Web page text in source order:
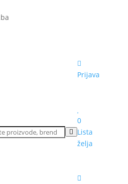
Prijava
0
Lista
želja